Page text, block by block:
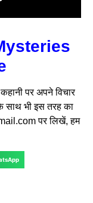
पर अपने विचार
भी इस तरह का
पर लिखें, हम